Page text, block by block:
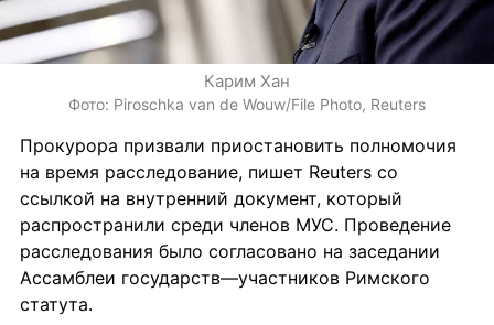
Карим Хан
Фото: Piroschka van de Wouw/File Photo, Reuters
Прокурора призвали приостановить полномочия
на время расследование, пишет Reuters со
ссылкой на внутренний документ, который
распространили среди членов МУС. Проведение
расследования было согласовано на заседании
Ассамблеи государств—участников Римского
статута.